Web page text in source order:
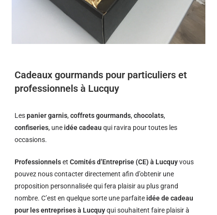
Cadeaux gourmands pour particuliers et
professionnels à Lucquy
Lespanier garnis,coffrets gourmands,chocolats,
confiseries, une idée cadeau qui ravira pour toutes les
occasions.
Professionnelset Comités d’Entreprise (CE) à Lucquyvous
pouvez nous contacter directement afin d’obtenir une
proposition personnalisée qui fera plaisir au plus grand
nombre. C’est en quelque sorte une parfaite idée de cadeau
pour les entreprises à Lucquyqui souhaitent faire plaisir à